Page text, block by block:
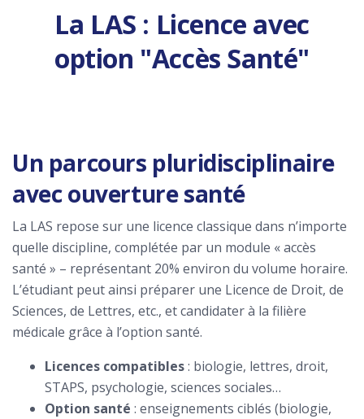
La LAS : Licence avec
option "Accès Santé"
Un parcours pluridisciplinaire
avec ouverture santé
La LAS repose sur une licence classique dans n’importe
quelle discipline, complétée par un module « accès
santé » – représentant 20% environ du volume horaire.
L’étudiant peut ainsi préparer une Licence de Droit, de
Sciences, de Lettres, etc., et candidater à la filière
médicale grâce à l’option santé.
Licences compatibles: biologie, lettres, droit,
STAPS, psychologie, sciences sociales…
Option santé : enseignements ciblés (biologie,